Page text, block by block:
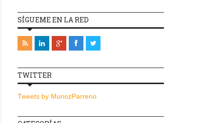
SÍGUEME EN LA RED
TWITTER
Tweets by MunozParreno